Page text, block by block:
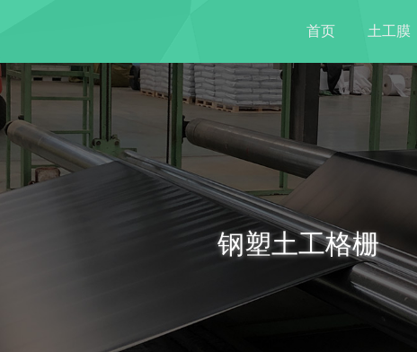
首页 土工膜
钢塑土工格栅